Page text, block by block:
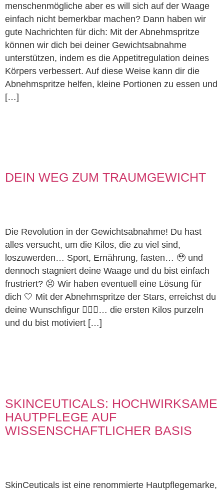
menschenmögliche aber es will sich auf der Waage
einfach nicht bemerkbar machen? Dann haben wir
gute Nachrichten für dich: Mit der Abnehmspritze
können wir dich bei deiner Gewichtsabnahme
unterstützen, indem es die Appetitregulation deines
Körpers verbessert. Auf diese Weise kann dir die
Abnehmspritze helfen, kleine Portionen zu essen und
[…]
DEIN WEG ZUM TRAUMGEWICHT
Die Revolution in der Gewichtsabnahme! Du hast
alles versucht, um die Kilos, die zu viel sind,
loszuwerden… Sport, Ernährung, fasten… 🥹 und
dennoch stagniert deine Waage und du bist einfach
frustriert? 😣 Wir haben eventuell eine Lösung für
dich 🤍 Mit der Abnehmspritze der Stars, erreichst du
deine Wunschfigur 🤸🏽‍♀️… die ersten Kilos purzeln
und du bist motiviert […]
SKINCEUTICALS: HOCHWIRKSAME
HAUTPFLEGE AUF
WISSENSCHAFTLICHER BASIS
SkinCeuticals ist eine renommierte Hautpflegemarke,